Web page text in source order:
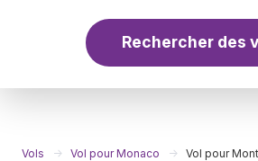
Rechercher des
Vols Vol pour Monaco Vol pour